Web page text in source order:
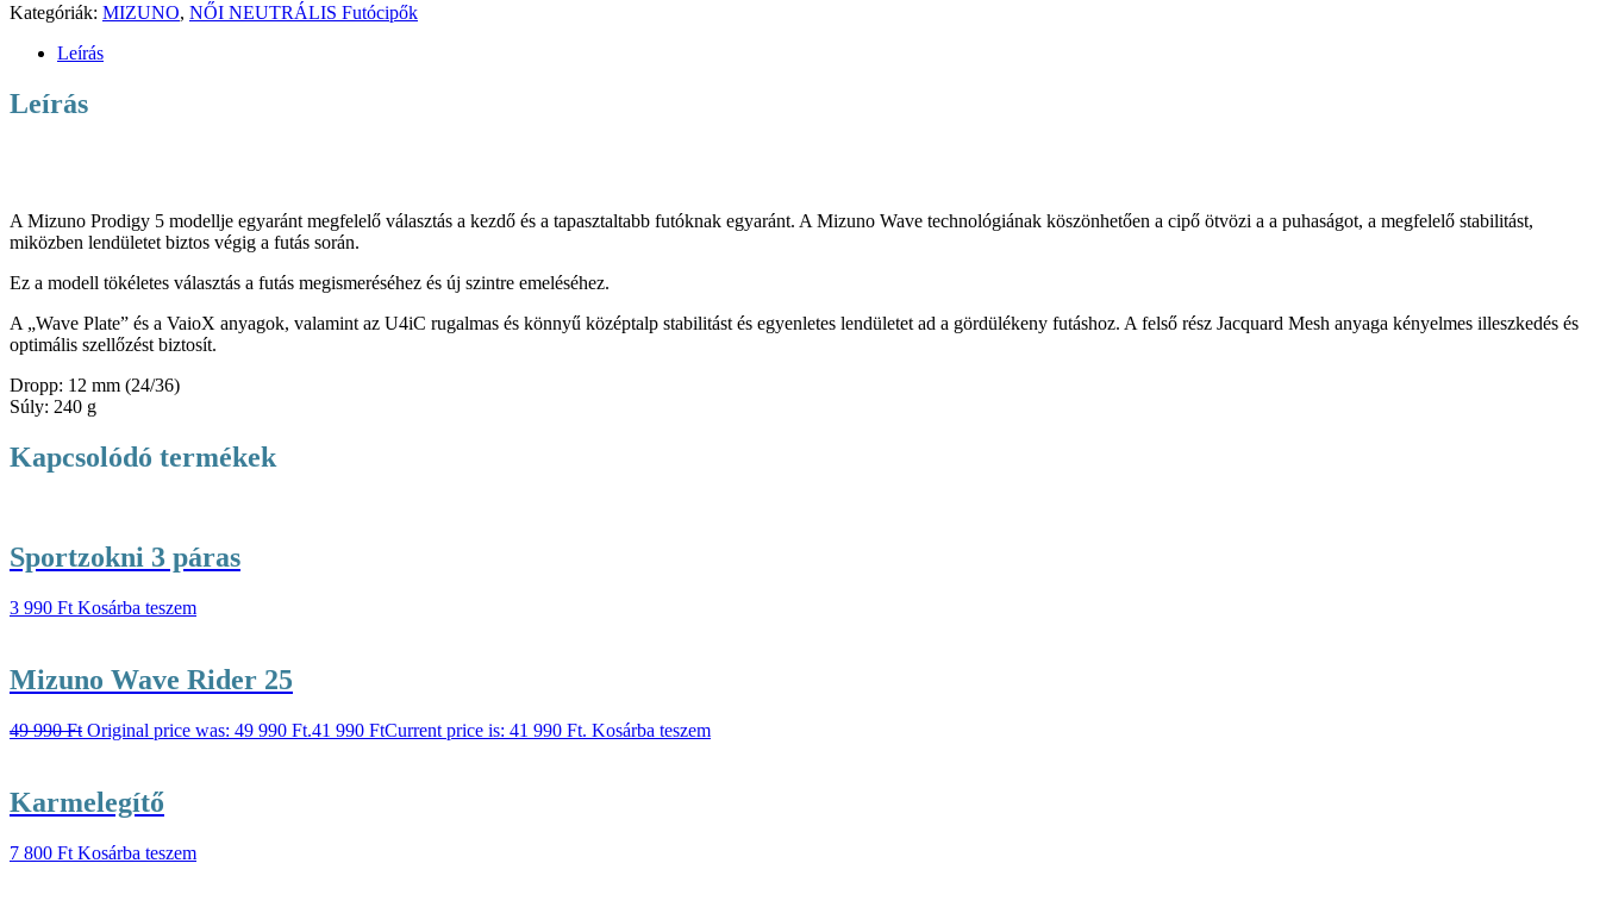
Kategóriák: MIZUNO, NŐI NEUTRÁLIS Futócipők
Leírás
Leírás
A Mizuno Prodigy 5 modellje egyaránt megfelelő választás a kezdő és a tapasztaltabb futóknak egyaránt. A Mizuno Wave technológiának köszönhetően a cipő ötvözi a a puhaságot, a megfelelő stabilitást,
miközben lendületet biztos végig a futás során.
Ez a modell tökéletes választás a futás megismeréséhez és új szintre emeléséhez.
A „Wave Plate” és a VaioX anyagok, valamint az U4iC rugalmas és könnyű középtalp stabilitást és egyenletes lendületet ad a gördülékeny futáshoz. A felső rész Jacquard Mesh anyaga kényelmes illeszkedés és
optimális szellőzést biztosít.
Dropp: 12 mm (24/36)
Súly: 240 g
Kapcsolódó termékek
Sportzokni 3 páras
3 990 Ft Kosárba teszem
Mizuno Wave Rider 25
49 990Ft Original price was: 49 990 Ft.41 990 FtCurrent price is: 41 990 Ft. Kosárba teszem
Karmelegítő
7 800 Ft Kosárba teszem